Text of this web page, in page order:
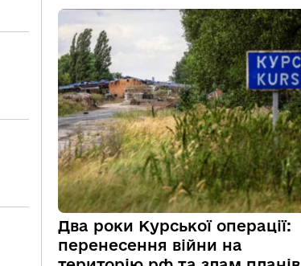
Два роки Курської операції:
перенесення війни на